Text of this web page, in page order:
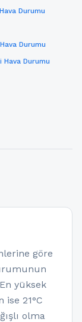
Durumu
Durumu
Hava Durumu
göre
yüksek
ise 21°C
olma